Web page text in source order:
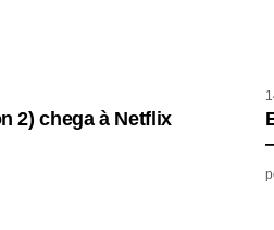
2) chega à Netflix